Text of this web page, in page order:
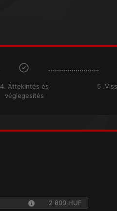
4. Áttekintés és
véglegesítés
5
2 800 HUF